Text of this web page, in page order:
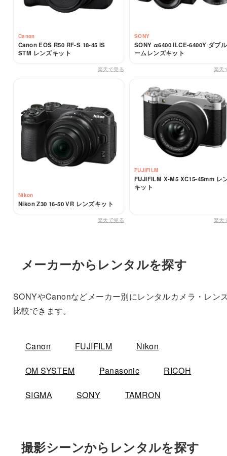
Canon
Canon EOS R50 RF-S 18-45 IS
STM レンズキット
楽天で見る
SONY
SONY α6400 ILCE-6400Y ダブ
ームレンズキット
楽天
Nikon
Nikon Z30 16-50 VR レンズキット
楽天で見る
FUJIFILM
FUJIFILM X-M5 XC15-45mm レ
キット
楽天
メーカーからレンタルを探す
SONYやCanonなどメーカー別にレンタルカメラ・レン
比較できます。
Canon FUJIFILM Nikon
OM SYSTEM Panasonic RICOH
SIGMA SONY TAMRON
撮影シーンからレンタルを探す